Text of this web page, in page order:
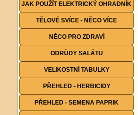
JAK POUŽÍT ELEKTRICKÝ OHRADNÍK
TĚLOVÉ SVÍCE - NĚCO VÍCE
NĚCO PRO ZDRAVÍ
ODRŮDY SALÁTU
VELIKOSTNÍ TABULKY
PŘEHLED - HERBICIDY
PŘEHLED - SEMENA PAPRIK